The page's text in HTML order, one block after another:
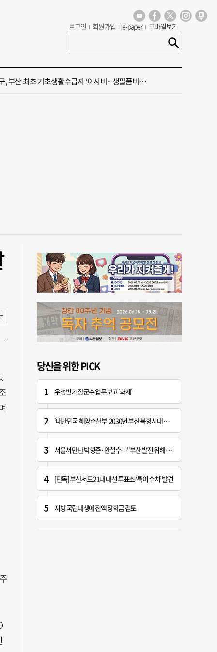
로그인 회원가입 e-paper 모바일보기
신청사, 북항 재개발 부지 복합항만지구 확정
, 부산 최초 기초생활수급자 ‘이사비· 생필품비’ 지원
말 부울경 비 소식
당신을 위한 PICK
우성빈 기장군수 업무보고 ‘화제’
‘대한민국 해양수산부’ 2030년 부산 북항시대 연다
서울서 만난 박형준·안철수…"부산 발전 위해 힘 보태기로"
[단독] 부산서도 21대 대선 투표소 ‘특이 수치’ 발견
지방 국립대생에 전액 장학금 검토